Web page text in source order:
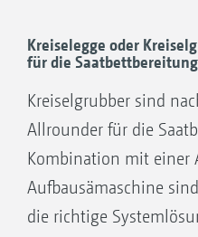
Kreiselegge oder
für die Saatbettbereitung
Kreiselgrubber sind
Allrounder für die
Kombination mit einer
Aufbausämaschine
die richtige